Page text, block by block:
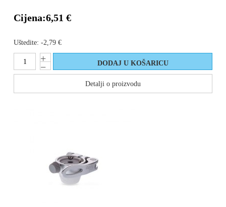
Cijena:6,51 €
Uštedite: -2,79 €
Detalji o proizvodu